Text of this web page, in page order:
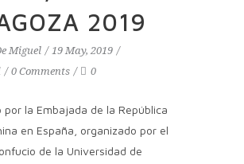
2019
Miguel
19 May, 2019
0 Comments 0
por la Embajada de la República
en España, organizado por el
de la Universidad de